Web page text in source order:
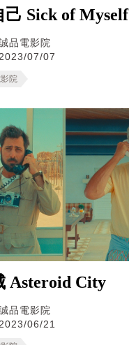
己 Sick of Myself
品電影院
2023/07/07
院
Asteroid City
品電影院
2023/06/21